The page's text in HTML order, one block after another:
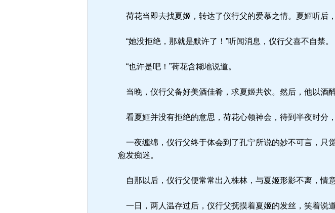
荷花当即去找夏姬，转达了仪行父的爱慕之情。夏姬听后
“她没拒绝，那就是默许了！”听闻消息，仪行父喜不自禁。
“也许是吧！”荷花含糊地说道。
当晚，仪行父备好美酒佳肴，求夏姬共饮。然后，他以酒
看夏姬并没有拒绝的意思，荷花心领神会，待到半夜时分
一夜缠绵，仪行父终于体会到了孔宁所说的妙不可言，只
愈发痴迷。
自那以后，仪行父便常常出入株林，与夏姬形影不离，情意
一日，两人温存过后，仪行父抚摸着夏姬的发丝，笑着说